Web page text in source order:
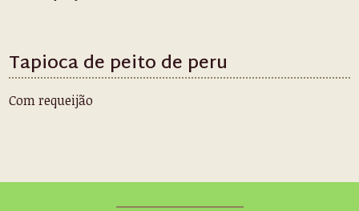
Tapioca de peito de peru
Com requeijão